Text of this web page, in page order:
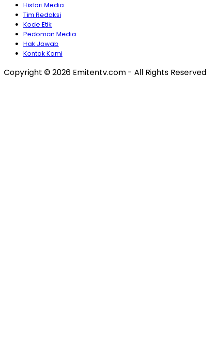
Histori Media
Tim Redaksi
Kode Etik
Pedoman Media
Hak Jawab
Kontak Kami
Copyright © 2026 Emitentv.com - All Rights Reserved